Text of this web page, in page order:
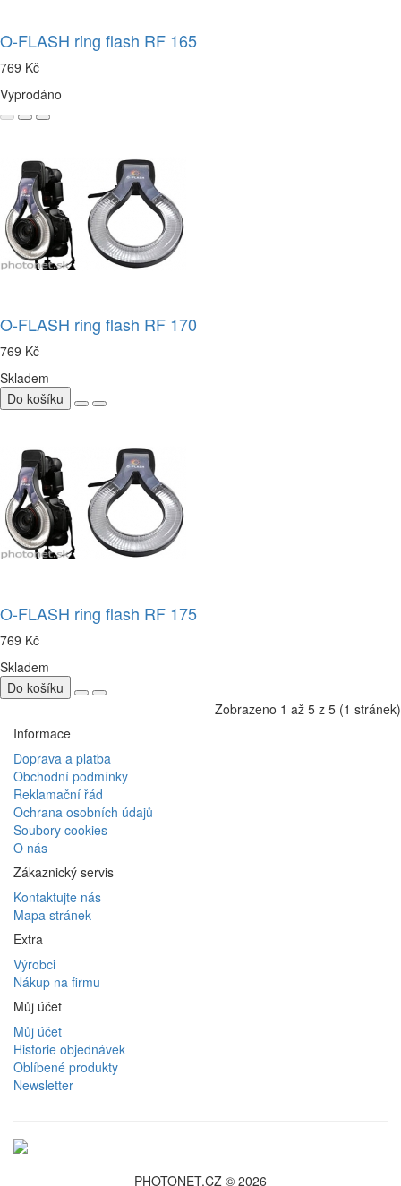
O-FLASH ring flash RF 165
769 Kč
Vyprodáno
O-FLASH ring flash RF 170
769 Kč
Skladem
Do košíku
O-FLASH ring flash RF 175
769 Kč
Skladem
Do košíku
Zobrazeno 1 až 5 z 5 (1 stránek)
Informace
Doprava a platba
Obchodní podmínky
Reklamační řád
Ochrana osobních údajů
Soubory cookies
O nás
Zákaznický servis
Kontaktujte nás
Mapa stránek
Extra
Výrobci
Nákup na firmu
Můj účet
Můj účet
Historie objednávek
Oblíbené produkty
Newsletter
PHOTONET.CZ © 2026